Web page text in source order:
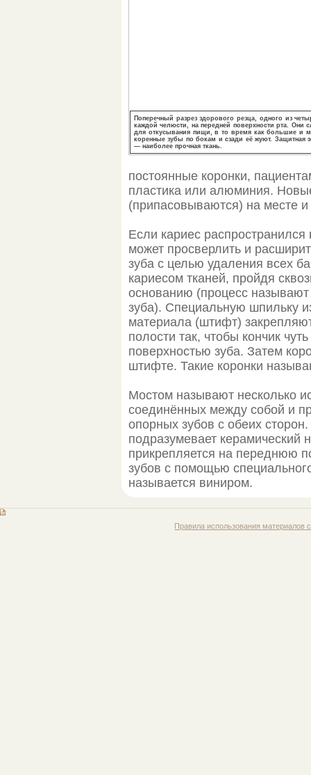
Поперечный разрез здорового резца, одного из
каждой челюсти, на передней поверхности рта. Они
для откусывания пищи, в то время как большие и
коренные зубы по бокам и сзади её жуют. Защитная
— наиболее прочная ткань.
постоянные коронки,
пластика или алюминия.
(припасовываются) на месте
Если кариес распространился
может просверлить и
зуба с целью удаления всех
кариесом тканей, пройдя
основанию (процесс
зуба). Специальную шпильку
материала (штифт)
полости так, чтобы кончик
поверхностью зуба. Затем
штифте. Такие коронки
Мостом называют несколько
соединённых между собой и
опорных зубов с обеих
подразумевает керамический
прикрепляется на переднюю
зубов с помощью
называется виниром.
Правила использования материалов